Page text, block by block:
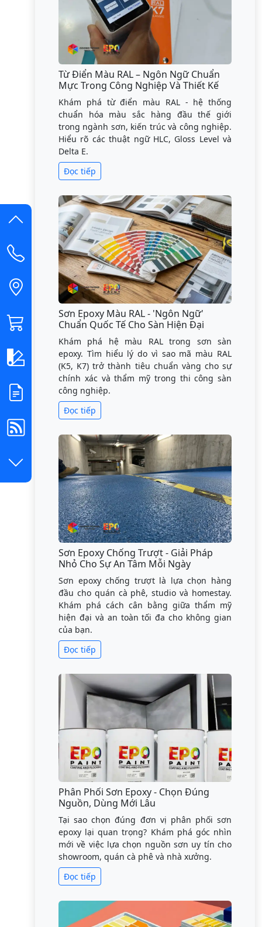
Từ Điển Màu RAL – Ngôn Ngữ Chuẩn
Mực Trong Công Nghiệp Và Thiết Kế
Khám phá từ điển màu RAL - hệ thống
chuẩn hóa màu sắc hàng đầu thế giới
trong ngành sơn, kiến trúc và công nghiệp.
Hiểu rõ các thuật ngữ HLC, Gloss Level và
Delta E.
Đọc tiếp
Sơn Epoxy Màu RAL - 'Ngôn Ngữ'
Chuẩn Quốc Tế Cho Sàn Hiện Đại
Khám phá hệ màu RAL trong sơn sàn
epoxy. Tìm hiểu lý do vì sao mã màu RAL
(K5, K7) trở thành tiêu chuẩn vàng cho sự
chính xác và thẩm mỹ trong thi công sàn
công nghiệp.
Đọc tiếp
Sơn Epoxy Chống Trượt - Giải Pháp
Nhỏ Cho Sự An Tâm Mỗi Ngày
Sơn epoxy chống trượt là lựa chọn hàng
đầu cho quán cà phê, studio và homestay.
Khám phá cách cân bằng giữa thẩm mỹ
hiện đại và an toàn tối đa cho không gian
của bạn.
Đọc tiếp
Phân Phối Sơn Epoxy - Chọn Đúng
Nguồn, Dùng Mới Lâu
Tại sao chọn đúng đơn vị phân phối sơn
epoxy lại quan trọng? Khám phá góc nhìn
mới về việc lựa chọn nguồn sơn uy tín cho
showroom, quán cà phê và nhà xưởng.
Đọc tiếp